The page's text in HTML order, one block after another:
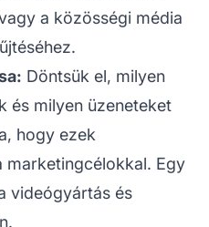
a közösségi média
Döntsük el, milyen
és milyen üzeneteket
hogy ezek
marketingcélokkal. Egy
videógyártás és